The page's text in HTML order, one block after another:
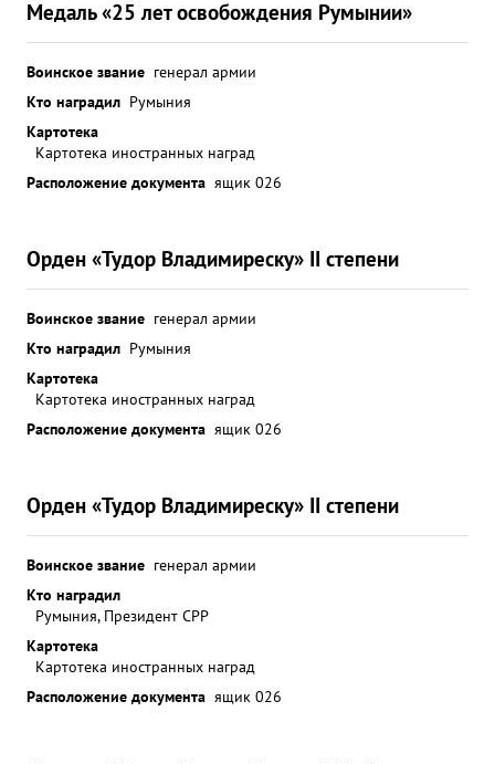
Медаль «25 лет освобождения Румынии»
Воинское звание генерал армии
Кто наградил Румыния
Картотека
Картотека иностранных наград
Расположение документа ящик 026
Орден «Тудор Владимиреску» II степени
Воинское звание генерал армии
Кто наградил Румыния
Картотека
Картотека иностранных наград
Расположение документа ящик 026
Орден «Тудор Владимиреску» II степени
Воинское звание генерал армии
Кто наградил
Румыния, Президент СРР
Картотека
Картотека иностранных наград
Расположение документа ящик 026